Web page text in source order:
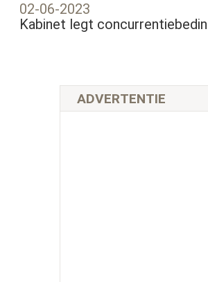
02-06-2023
Kabinet legt
ADVERTENTIE